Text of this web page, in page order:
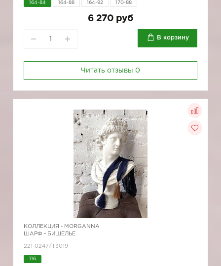
164-84 164-88 164-92 170-88
6 270 руб
В корзину
Читать отзывы 0
КОЛЛЕКЦИЯ - MORGANNA
ШАРФ - БИШЕЛЬЕ
221-0247/Т3019
116